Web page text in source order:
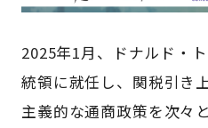
2025年1月、ドナルド・
統領に就任し、関税引き
主義的な通商政策を次々